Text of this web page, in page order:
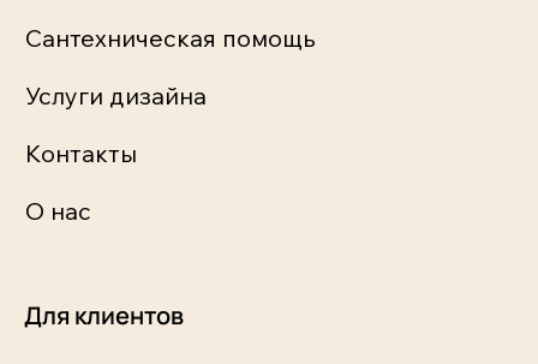
Сантехническая помощь
Услуги дизайна
Контакты
О нас
Для клиентов